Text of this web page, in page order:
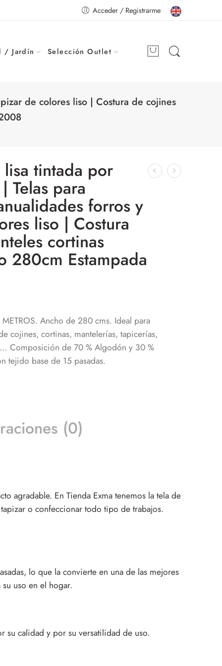
Acceder / Registrarme
/ Jardín Selección Outlet
de colores liso | Costura de cojines
tintada por
Telas para
forros y
liso | Costura
cortinas
280cm Estampada
METROS. Ancho de 280 cms. Ideal para
cojines, cortinas, mantelerías, tapicerías,
Composición de 70 % Algodón y 30 %
tejido base de 15 pasadas.
(0)
agradable. En Tienda Exma tenemos la tela de
o confeccionar todo tipo de trabajos.
lo que la convierte en una de las mejores
uso en el hogar.
su calidad y por su versatilidad de uso.